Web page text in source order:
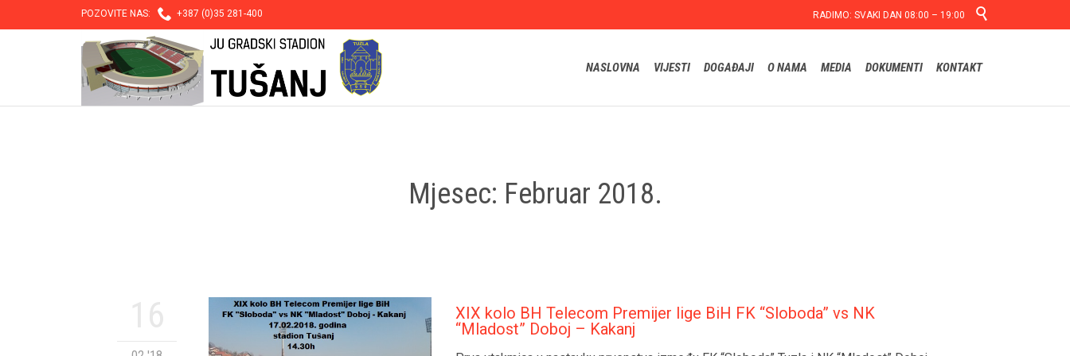
POZOVITE NAS:  +387 (0)35 281-400 RADIMO: SVAKI DAN 08:00 – 19:00 
NASLOVNA VIJESTI DOGAĐAJI O NAMA MEDIA DOKUMENTI KONTAKT
Mjesec: Februar 2018.
XIX kolo BH Telecom Premijer lige BiH FK “Sloboda” vs NK
“Mladost” Doboj – Kakanj